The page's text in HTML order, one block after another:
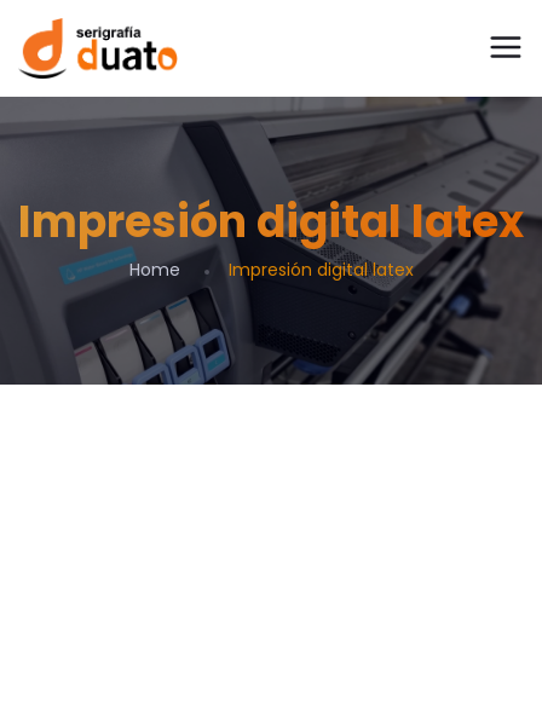
Impresión digital latex
Home Impresión digital latex